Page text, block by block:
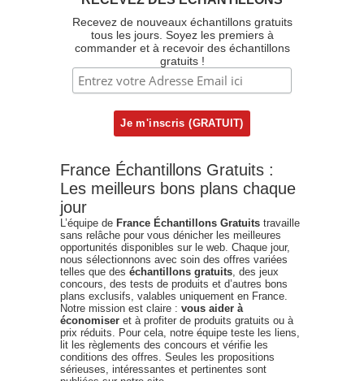
Recevez de nouveaux échantillons gratuits
tous les jours. Soyez les premiers à
commander et à recevoir des échantillons
gratuits !
France Échantillons Gratuits :
Les meilleurs bons plans chaque
jour
L’équipe de France Échantillons Gratuits travaille
sans relâche pour vous dénicher les meilleures
opportunités disponibles sur le web. Chaque jour,
nous sélectionnons avec soin des offres variées
telles que des échantillons gratuits , des jeux
concours, des tests de produits et d’autres bons
plans exclusifs, valables uniquement en France.
Notre mission est claire : vous aider à
économiser et à profiter de produits gratuits ou à
prix réduits. Pour cela, notre équipe teste les liens,
lit les règlements des concours et vérifie les
conditions des offres. Seules les propositions
sérieuses, intéressantes et pertinentes sont